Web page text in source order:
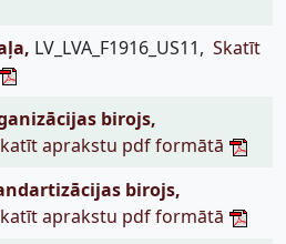
LV_LVA_F1916_US11, Skatīt
birojs,
aprakstu pdf formātā
birojs,
aprakstu pdf formātā